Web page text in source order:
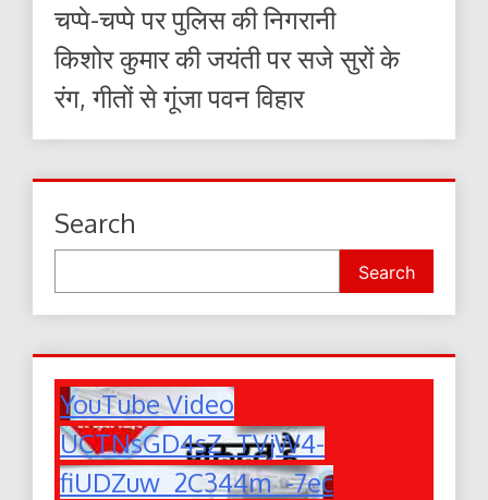
चप्पे-चप्पे पर पुलिस की निगरानी
किशोर कुमार की जयंती पर सजे सुरों के
रंग, गीतों से गूंजा पवन विहार
Search
Search
YouTube Video
UCTNsGD4sZ_TVjW4-
fiUDZuw_2C344m_-7ec